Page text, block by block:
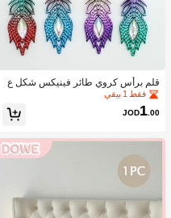
قلم برأس كروي طائر فينيكس شكل ع
شوائي قطعة واحدة
فقط 1 بيقي
JOD1.00